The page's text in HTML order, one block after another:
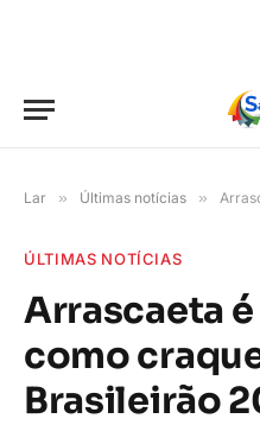
Lar » Últimas notícias »
ÚLTIMAS NOTÍCIAS
Arrascaeta
como
Brasileirão